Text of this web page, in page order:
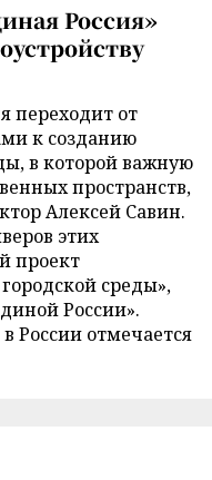
Россия»
переходит от
к созданию
в которой важную
пространств,
Алексей Савин.
этих
проект
среды»,
России».
России отмечается